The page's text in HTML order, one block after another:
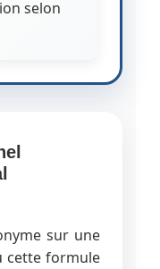
selon
sur une
cette formule